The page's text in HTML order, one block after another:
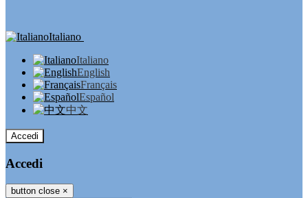
Italiano
Italiano
English
Français
Español
中文
Accedi
Accedi
button close ×